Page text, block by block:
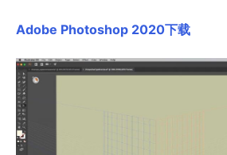
Adobe Photoshop 2020下载